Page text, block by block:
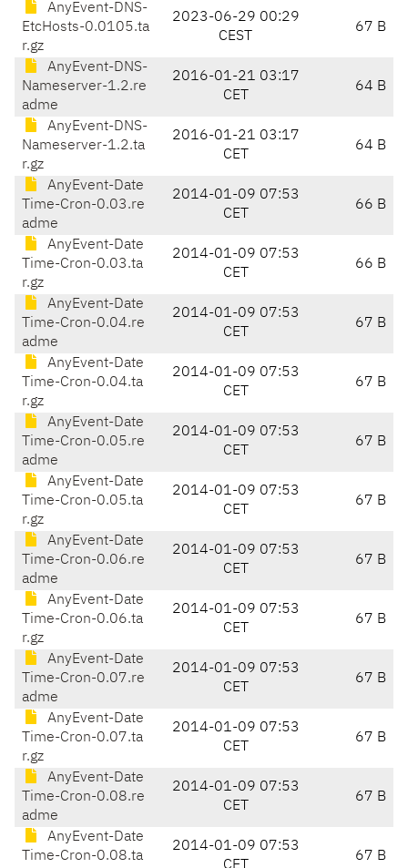
AnyEvent-DNS-
EtcHosts-0.0105.ta
r.gz
2023-06-29 00:29
CEST
67 B
AnyEvent-DNS-
Nameserver-1.2.re
adme
2016-01-21 03:17
CET
64 B
AnyEvent-DNS-
Nameserver-1.2.ta
r.gz
2016-01-21 03:17
CET
64 B
AnyEvent-Date
Time-Cron-0.03.re
adme
2014-01-09 07:53
CET
66 B
AnyEvent-Date
Time-Cron-0.03.ta
r.gz
2014-01-09 07:53
CET
66 B
AnyEvent-Date
Time-Cron-0.04.re
adme
2014-01-09 07:53
CET
67 B
AnyEvent-Date
Time-Cron-0.04.ta
r.gz
2014-01-09 07:53
CET
67 B
AnyEvent-Date
Time-Cron-0.05.re
adme
2014-01-09 07:53
CET
67 B
AnyEvent-Date
Time-Cron-0.05.ta
r.gz
2014-01-09 07:53
CET
67 B
AnyEvent-Date
Time-Cron-0.06.re
adme
2014-01-09 07:53
CET
67 B
AnyEvent-Date
Time-Cron-0.06.ta
r.gz
2014-01-09 07:53
CET
67 B
AnyEvent-Date
Time-Cron-0.07.re
adme
2014-01-09 07:53
CET
67 B
AnyEvent-Date
Time-Cron-0.07.ta
r.gz
2014-01-09 07:53
CET
67 B
AnyEvent-Date
Time-Cron-0.08.re
adme
2014-01-09 07:53
CET
67 B
AnyEvent-Date
Time-Cron-0.08.ta
2014-01-09 07:53
67 B